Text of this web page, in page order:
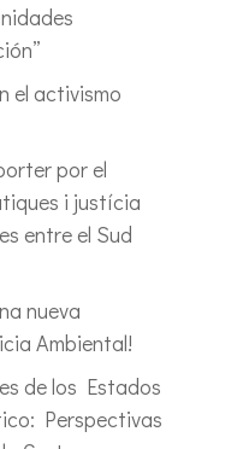
el activismo
por el
i justícia
entre el Sud
nueva
Ambiental!
de los Estados
Perspectivas